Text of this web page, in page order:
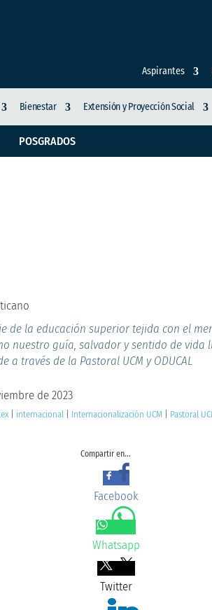
Aspirantes
Bienestar Extensión y Proyección Social
POSGRADOS
de la educación superior tejida con el
nuestro guía, salvador y sentido de vida
a través de la Pastoral UCM y ODUCAL
de 2023
internacional Internacionalización UCM Pastoral
Compartir en...
Facebook
Whatsapp
Twitter